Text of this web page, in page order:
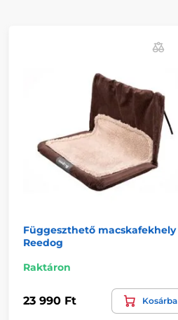
Függeszthető macskafekhely
Reedog
Raktáron
23 990 Ft Kosárba